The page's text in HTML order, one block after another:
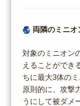
両隣のミニオ
対象のミニオン
えることができ
ちに最大3体の
原則的に、攻撃
うにして被ダメ